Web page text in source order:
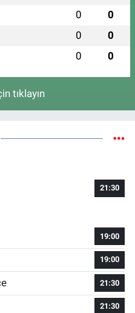
0 0
0 0
0 0
tıklayın
21:30
19:00
19:00
21:30
21:30